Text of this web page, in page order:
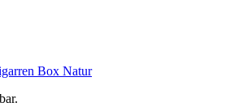
Box Natur